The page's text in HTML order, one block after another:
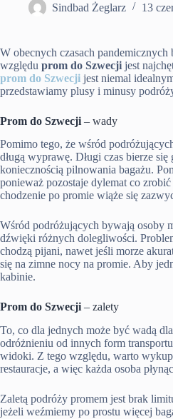
Sindbad Żeglarz 13
W obecnych czasach
względu prom do Szwecji jest
prom do Szwecji jest niemal
przedstawiamy plusy i minusy
Prom do Szwecji – wady
Pomimo tego, że wśród
długą wyprawę. Długi czas bierze
koniecznością pilnowania bagażu.
ponieważ pozostaje dylemat co
chodzenie po promie wiąże się
Wśród podróżujących bywają osoby
dźwięki różnych dolegliwości.
chodzą pijani, nawet jeśli morze
się na zimne nocy na promie. Aby
kabinie.
Prom do Szwecji– zalety
To, co dla jednych może być wadą
odróżnieniu od innych form
widoki. Z tego względu, warto
restauracje, a więc każda osoba
Zaletą podróży promem jest brak
jeżeli weźmiemy po prostu więcej